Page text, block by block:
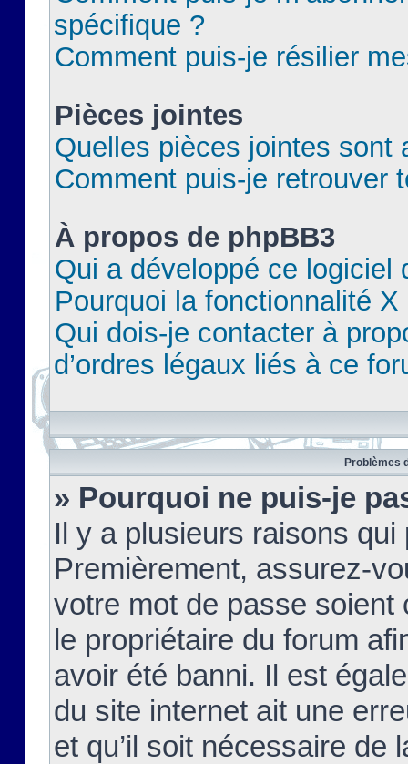
spécifique ?
Comment puis-je résilier
Pièces jointes
Quelles pièces jointes sont
Comment puis-je retrouver
À propos de phpBB3
Qui a développé ce logiciel
Pourquoi la fonctionnalité X
Qui dois-je contacter à
d’ordres légaux liés à ce
Problèmes
» Pourquoi ne puis-je
Il y a plusieurs raisons
Premièrement, assurez-
votre mot de passe soient
le propriétaire du forum
avoir été banni. Il est
du site internet ait une
et qu’il soit nécessaire de